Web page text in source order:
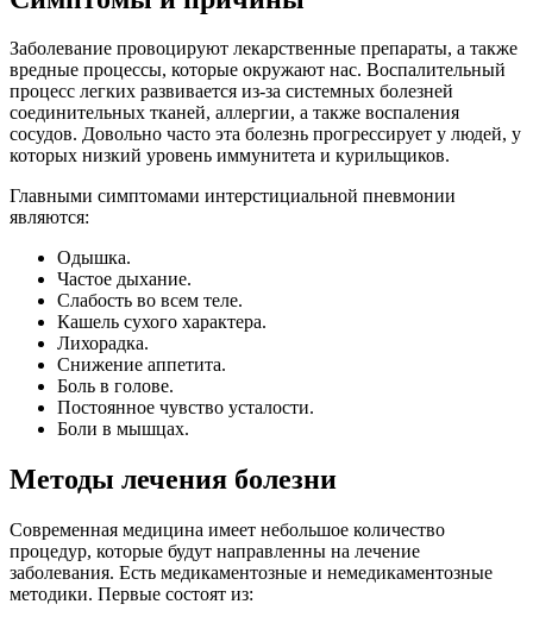
Заболевание провоцируют лекарственные препараты, а также
вредные процессы, которые окружают нас. Воспалительный
процесс легких развивается из-за системных болезней
соединительных тканей, аллергии, а также воспаления
сосудов. Довольно часто эта болезнь прогрессирует у людей, у
которых низкий уровень иммунитета и курильщиков.
Главными симптомами интерстициальной пневмонии
являются:
Одышка.
Частое дыхание.
Слабость во всем теле.
Кашель сухого характера.
Лихорадка.
Снижение аппетита.
Боль в голове.
Постоянное чувство усталости.
Боли в мышцах.
Методы лечения болезни
Современная медицина имеет небольшое количество
процедур, которые будут направленны на лечение
заболевания. Есть медикаментозные и немедикаментозные
методики. Первые состоят из: